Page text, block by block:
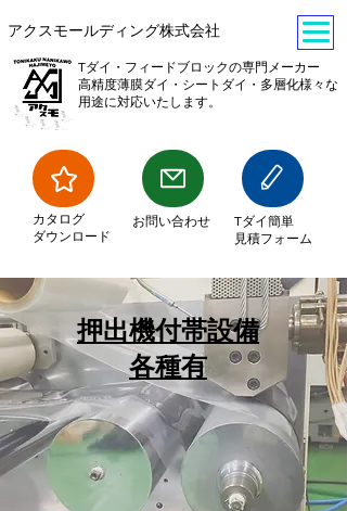
​お問い合わせ
Tダイ簡単
見積フォーム
​カタログ
ダウンロード
​アクスモールディング株式会社
Tダイ・フィードブロックの専門メーカー
​高精度薄膜ダイ・シートダイ・多層化様々な
用途に対応いたします。
押出機付帯設備
​各種有